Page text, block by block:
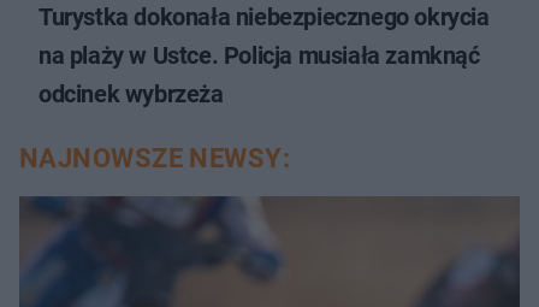
Turystka dokonała niebezpiecznego okrycia
na plaży w Ustce. Policja musiała zamknąć
odcinek wybrzeża
NAJNOWSZE NEWSY: